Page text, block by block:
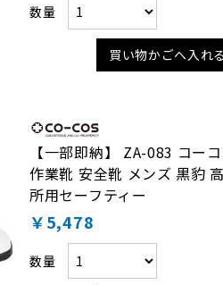
数量
買い物かごへ入れる
【一部即納】 ZA-083 コー
作業靴 安全靴 メンズ 黒豹 高
所用セーフティー
￥5,478
数量